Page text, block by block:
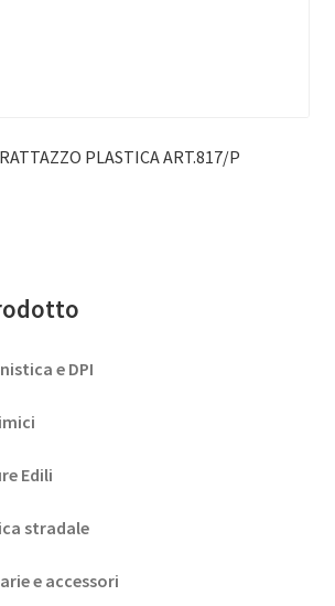
PLASTICA ART.817/P
e DPI
Edili
stradale
e accessori